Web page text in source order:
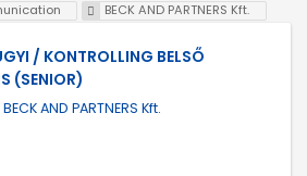
BECK AND PARTNERS Kft.
/ KONTROLLING BELSŐ
(SENIOR)
BECK AND PARTNERS Kft.